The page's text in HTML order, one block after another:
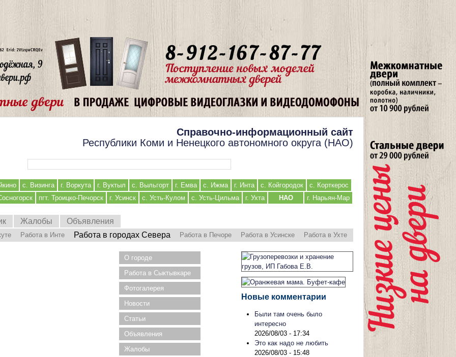
Справочно-информационный сайт
Республики Коми и Ненецкого автономного округа (НАО)
с. Визинга г. Воркута г. Вуктыл с. Выльгорт г. Емва с. Ижма г. Инта с. Койгородок
с. Корткерос
пгт. Троицко-Печорск г. Усинск с. Усть-Кулом с. Усть-Цильма г. Ухта НАО г. Нарьян-Мар
Жалобы Объявления
Работа в Инте Работа в городах Севера Работа в Печоре Работа в Усинске Работа в Ухте
О городе
Работа в Сыктывкаре
Фотогалерея
Новости
Статьи
Объявления
Жалобы
Новые комментарии
Были там очень было
интересно
2026/08/03 - 17:34
Это как надо не любить
2026/08/03 - 15:48